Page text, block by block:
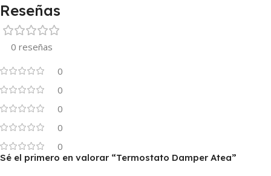
Reseñas
0 reseñas
0
0
0
0
0
Sé el primero en valorar “Termostato Damper Atea”